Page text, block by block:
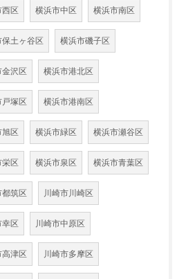
西区 横浜市中区 横浜市南区
土ヶ谷区 横浜市磯子区
沢区 横浜市港北区
塚区 横浜市港南区
旭区 横浜市緑区 横浜市瀬谷区
栄区 横浜市泉区 横浜市青葉区
筑区 川崎市川崎区
幸区 川崎市中原区
高津区 川崎市多摩区